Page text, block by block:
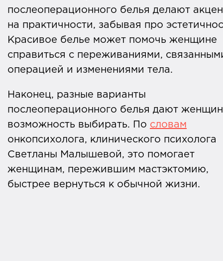
послеоперационного белья делают
на практичности, забывая про
Красивое белье может помочь женщине
справиться с переживаниями,
операцией и изменениями тела.
Наконец, разные варианты
послеоперационного белья дают
возможность выбирать. По словам
онкопсихолога, клинического психолога
Светланы Малышевой, это помогает
женщинам, пережившим мастэктомию,
быстрее вернуться к обычной жизни.